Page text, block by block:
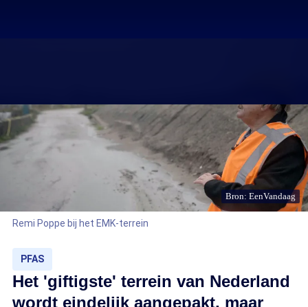
Bron: EenVandaag
Remi Poppe bij het EMK-terrein
PFAS
Het 'giftigste' terrein van Nederland
wordt eindelijk aangepakt, maar